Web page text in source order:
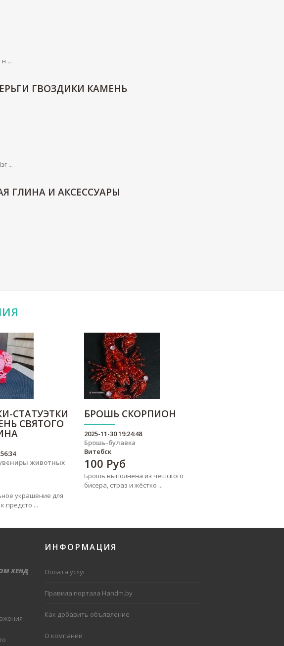
...
ГВОЗДИКИ КАМЕНЬ
...
ГЛИНА И АКСЕССУАРЫ
СТАТУЭТКИ
СВЯТОГО
животных
украшение для
предсто ...
БРОШЬ СКОРПИОН
2025-11-30 19:24:48
Брошь-булавка
Витебск
100 Руб
Брошь выполнена из чешского
бисера, страз и жёстко ...
ХЕНД
ИНФОРМАЦИЯ
Оплата услуг
Правила портала Handm.by
Как добавить объявление
О компании